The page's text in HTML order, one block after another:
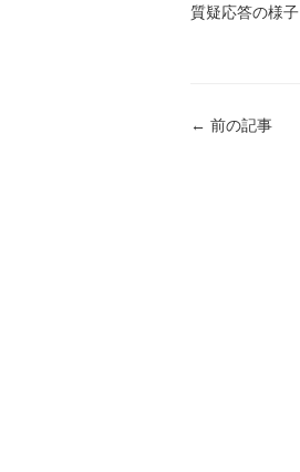
質疑応答の様子
← 前の記事